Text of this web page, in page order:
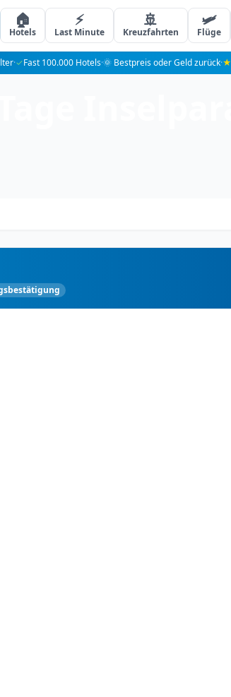
🏠
Hotels
⚡
Last Minute
🚢
Kreuzfahrten
🛩️
Flüge
·✓Fast 100.000 Hotels·🌞 Bestpreis oder Geld zurück·★